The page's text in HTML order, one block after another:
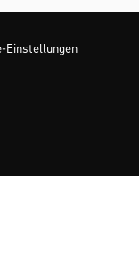
Einstellungen